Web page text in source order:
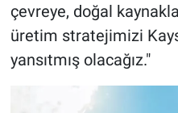
çevreye, doğal
üretim stratejimizi
yansıtmış olacağız."